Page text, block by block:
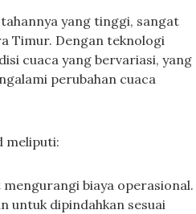
yang tinggi, sangat
Timur. Dengan teknologi
cuaca yang bervariasi, yang
perubahan cuaca
meliputi:
mengurangi biaya operasional.
untuk dipindahkan sesuai